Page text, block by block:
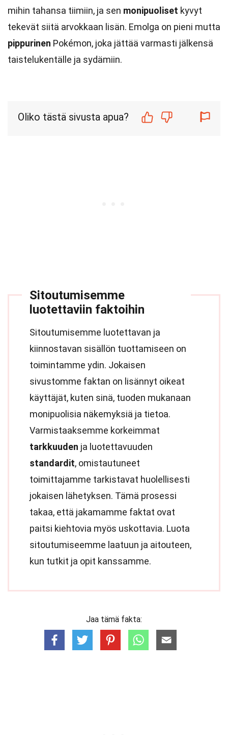
mihin tahansa tiimiin, ja sen monipuoliset kyvyt
tekevät siitä arvokkaan lisän. Emolga on pieni mutta
pippurinen Pokémon, joka jättää varmasti jälkensä
taistelukentälle ja sydämiin.
Oliko tästä sivusta apua?
Sitoutumisemme
luotettaviin faktoihin
Sitoutumisemme luotettavan ja
kiinnostavan sisällön tuottamiseen on
toimintamme ydin. Jokaisen
sivustomme faktan on lisännyt oikeat
käyttäjät, kuten sinä, tuoden mukanaan
monipuolisia näkemyksiä ja tietoa.
Varmistaaksemme korkeimmat
tarkkuuden ja luotettavuuden
standardit, omistautuneet
toimittajamme tarkistavat huolellisesti
jokaisen lähetyksen. Tämä prosessi
takaa, että jakamamme faktat ovat
paitsi kiehtovia myös uskottavia. Luota
sitoutumiseemme laatuun ja aitouteen,
kun tutkit ja opit kanssamme.
Jaa tämä fakta: